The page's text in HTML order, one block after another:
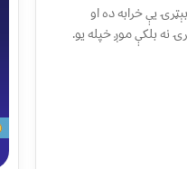
یې خرابه ده او
نه بلکې موږ خپله یو.